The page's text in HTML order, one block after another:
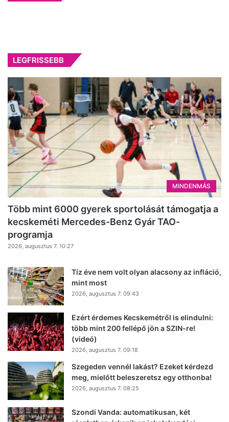
LEGFRISSEBB
MINDENMÁS
Több mint 6000 gyerek sportolását támogatja a
kecskeméti Mercedes-Benz Gyár TAO-
programja
2026, augusztus 7. 10:27
Tíz éve nem volt olyan alacsony az infláció,
mint most
2026, augusztus 7. 09:43
Ezért érdemes Kecskemétről is elindulni:
több mint 200 fellépő jön a SZIN-re!
(videó)
2026, augusztus 7. 09:18
Szegeden vennél lakást? Ezeket kérdezd
meg, mielőtt beleszeretsz egy otthonba!
2026, augusztus 7. 08:25
Szondi Vanda: automatikusan, két